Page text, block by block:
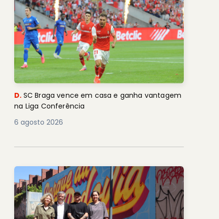
D. SC Braga vence em casa e ganha vantagem
na Liga Conferência
6 agosto 2026